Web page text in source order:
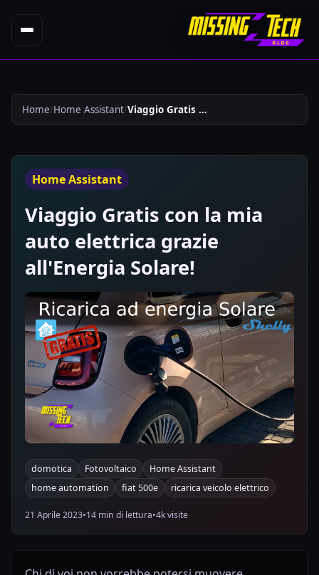
Home Home Assistant Viaggio Gratis Con La Mia Auto Elettrica Grazie Allenergia Solare 888
Home Assistant
Viaggio Gratis con la mia
auto elettrica grazie
all'Energia Solare!
domotica Fotovoltaico
Home Assistant
home automation
fiat 500e ricarica veicolo elettrico
21 Aprile 2023•14 min di lettura•4k visite